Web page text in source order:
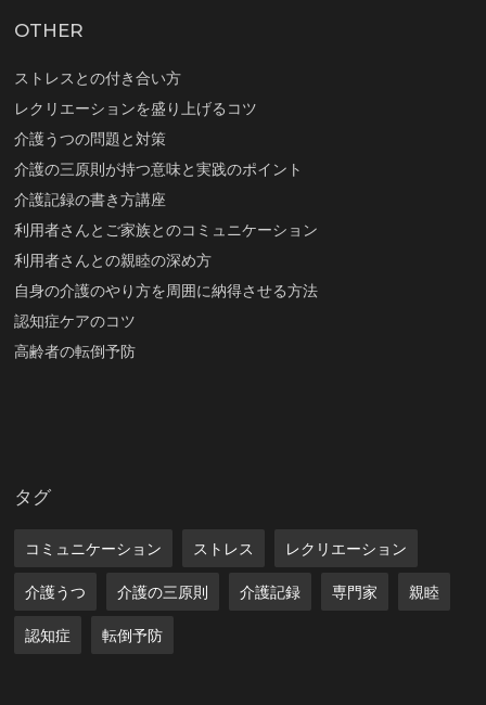
OTHER
ストレスとの付き合い方
レクリエーションを盛り上げるコツ
介護うつの問題と対策
介護の三原則が持つ意味と実践のポイント
介護記録の書き方講座
利用者さんとご家族とのコミュニケーション
利用者さんとの親睦の深め方
自身の介護のやり方を周囲に納得させる方法
認知症ケアのコツ
高齢者の転倒予防
タグ
コミュニケーション ストレス レクリエーション
介護うつ 介護の三原則 介護記録 専門家 親睦
認知症 転倒予防